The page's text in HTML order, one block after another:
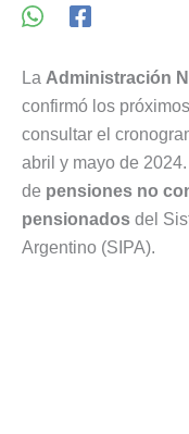
La Administración
confirmó los
consultar el
abril y mayo de
de pensiones no
pensionados del
Argentino (SIPA).